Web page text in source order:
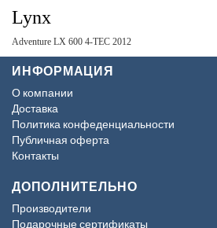
Lynx
Adventure LX 600 4-TEC 2012
ИНФОРМАЦИЯ
О компании
Доставка
Политика конфеденциальности
Публичная оферта
Контакты
ДОПОЛНИТЕЛЬНО
Производители
Подарочные сертификаты